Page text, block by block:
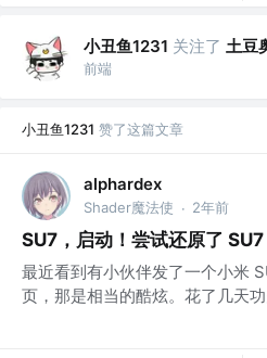
小丑鱼1231 关注了 土豆
前端
小丑鱼1231 赞了这篇文章
alphardex
Shader魔法使 · 2年前
SU7，启动！尝试还原了
最近看到有小伙伴发了一个小米
页，那是相当的酷炫。花了几天